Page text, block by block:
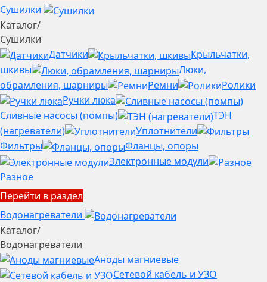
Сушилки
Каталог/
Сушилки
Датчики
Крыльчатки,
шкивы
Люки,
обрамления, шарниры
Ремни
Ролики
Ручки люка
Сливные насосы (помпы)
ТЭН
(нагреватели)
Уплотнители
Фильтры
Фланцы, опоры
Электронные модули
Разное
Перейти в раздел
Водонагреватели
Каталог/
Водонагреватели
Аноды магниевые
Сетевой кабель и УЗО